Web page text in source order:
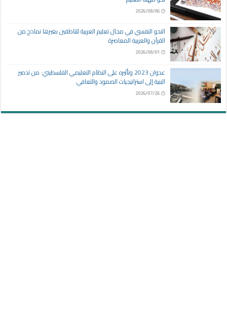
2026/08/06
النحو النفسي في مجال تعليم العربية للناطقين بغيرها نماذج من
القرآن والعربية المعاصرة
2026/08/01
عدوان 2023 وتأثيره على النظام التعليمي الفلسطيني: من تدمير
البنية إلى استراتيجيات الصمود والتعافي
2026/07/26